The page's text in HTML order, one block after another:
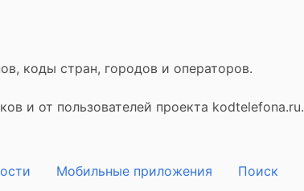
коды стран, городов и операторов.
и от пользователей проекта kodtelefona.ru.
Мобильные приложения Поиск